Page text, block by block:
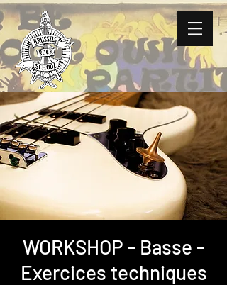
WORKSHOP - Basse -
Exercices techniques